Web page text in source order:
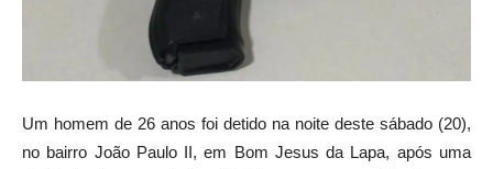
Um homem de 26 anos foi detido na noite deste sábado (20),
no bairro João Paulo II, em Bom Jesus da Lapa, após uma